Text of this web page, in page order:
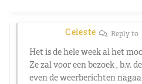
Celeste Reply to
Het is de hele week al het
Ze zal voor een bezoek , b.v.
even de weerberichten